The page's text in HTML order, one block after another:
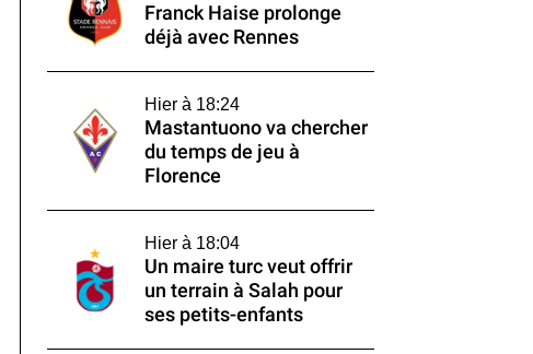
Franck Haise prolonge
déjà avec Rennes
Hier à 18:24
Mastantuono va chercher
du temps de jeu à
Florence
Hier à 18:04
Un maire turc veut offrir
un terrain à Salah pour
ses petits-enfants